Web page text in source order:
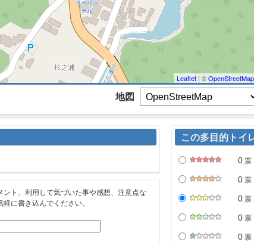
Leaflet | ©OpenStreetMap
地図
この多目的トイ
0 票
0 票
0 票
0 票
0 票
ト、利用して気づいた事や感想、注意点な
に書き込んでください。